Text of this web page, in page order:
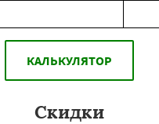
КАЛЬКУЛЯТОР
Скидки